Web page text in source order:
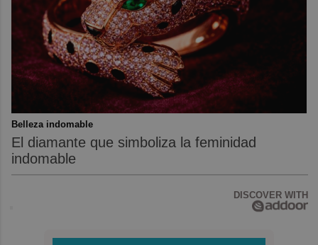
Belleza indomable
El diamante que simboliza la feminidad
indomable
DISCOVER WITH